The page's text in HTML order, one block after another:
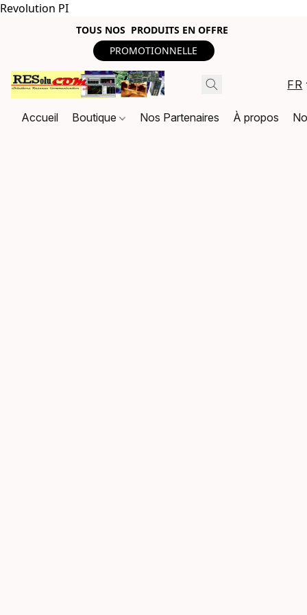
Revolution PI
TOUS NOS PRODUITS EN OFFRE
PROMOTIONNELLE
FR
Accueil Boutique Nos Partenaires À propos